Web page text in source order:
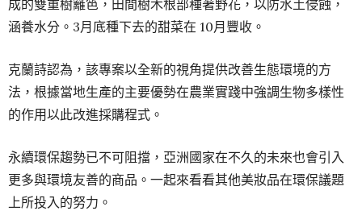
成的雙重樹籬笆，田間樹木根部種著野花，以防水土侵蝕，
涵養水分。3月底種下去的甜菜在 10月豐收。
克蘭詩認為，該專案以全新的視角提供改善生態環境的方
法，根據當地生產的主要優勢在農業實踐中強調生物多樣性
的作用以此改進採購程式。
永續環保趨勢已不可阻擋，亞洲國家在不久的未來也會引入
更多與環境友善的商品。一起來看看其他美妝品在環保議題
上所投入的努力。